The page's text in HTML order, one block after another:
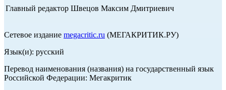
Главный редактор Швецов Максим Дмитриевич
Сетевое издание megacritic.ru (МЕГАКРИТИК.РУ)
Язык(и): русский
Перевод наименования (названия) на государственный язык
Российской Федерации: Мегакритик